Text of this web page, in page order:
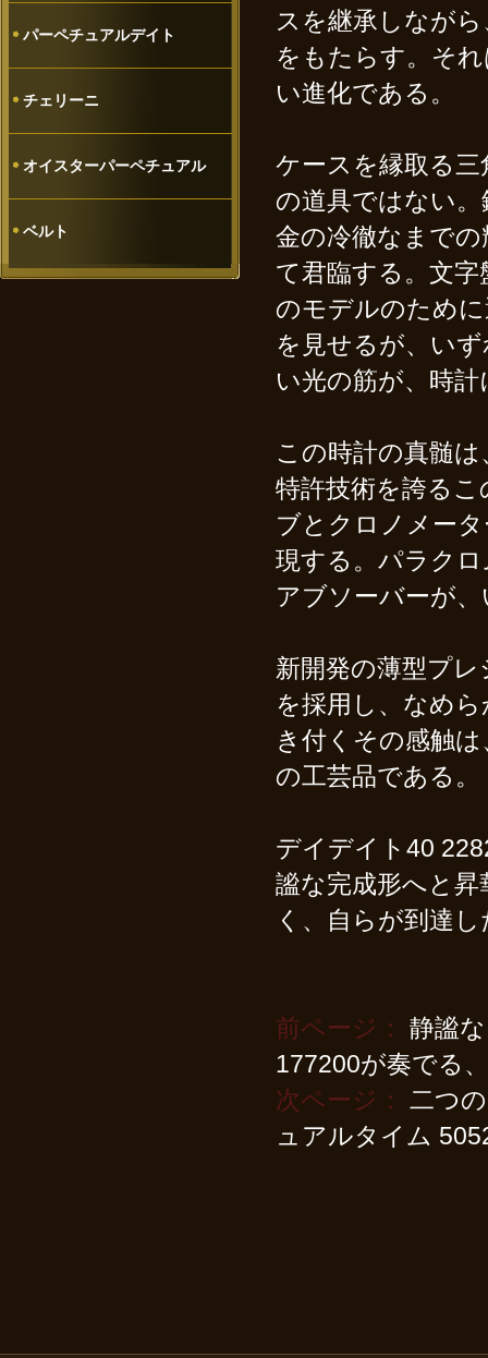
パーペチュアルデイト
チェリーニ
オイスターパーペチュアル
ベルト
スを継承しなが
をもたらす。そ
い進化である。
ケースを縁取る
の道具ではない
金の冷徹なまで
て君臨する。文
のモデルのため
を見せるが、い
い光の筋が、時
この時計の真髄
特許技術を誇る
ブとクロノメー
現する。パラク
アブソーバーが
新開発の薄型プ
を採用し、なめ
き付くその感触
の工芸品である。
デイデイト40
謐な完成形へと
く、自らが到達
前ページ：
静謐
177200が奏でる
次ページ：
二つ
ュアルタイム